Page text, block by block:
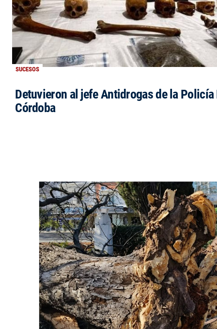
SUCESOS
Detuvieron al jefe Antidrogas de la Policía
Córdoba